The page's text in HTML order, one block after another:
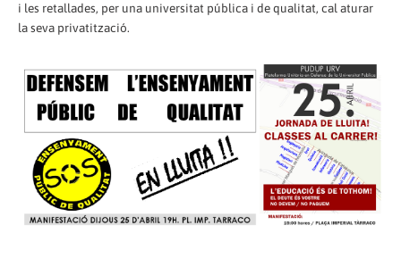
i les retallades, per una universitat pública i de qualitat, cal aturar
la seva privatització.